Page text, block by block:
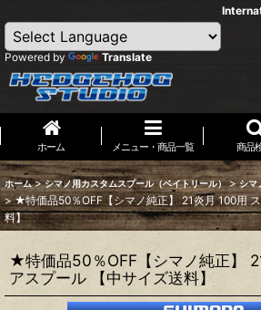
Powered by Translate
ホーム メニュー・商品一覧 商品
ホーム > シマノ用カスタムスプール（ベイトリール） > シマ
> ★特価品50％OFF【シマノ純正】 21炎月 100用
料】
★特価品50％OFF【シマノ純正】
アスプール 【中サイズ送料】